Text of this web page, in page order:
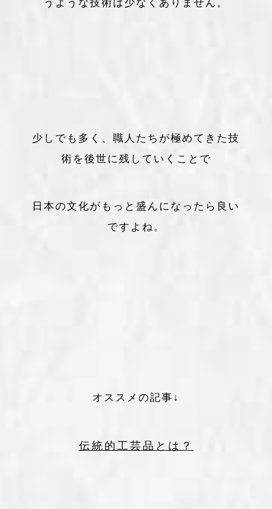
うような技術は少なくありません。
少しでも多く、職人たちが極めてきた技
術を後世に残していくことで
日本の文化がもっと盛んになったら良い
ですよね。
オススメの記事↓
伝統的工芸品とは？